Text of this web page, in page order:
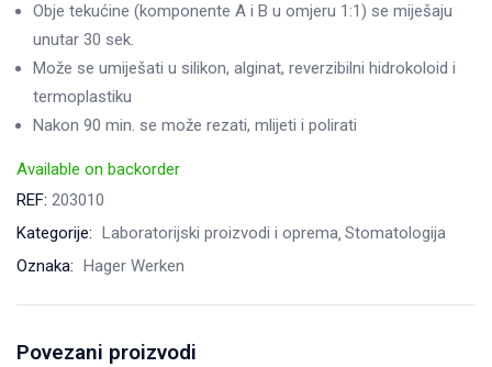
Obje tekućine (komponente A i B u omjeru 1:1) se miješaju
unutar 30 sek.
Može se umiješati u silikon, alginat, reverzibilni hidrokoloid i
termoplastiku
Nakon 90 min. se može rezati, mlijeti i polirati
Available on backorder
REF: 203010
Kategorije: Laboratorijski proizvodi i oprema Stomatologija
Oznaka: Hager Werken
Povezani proizvodi